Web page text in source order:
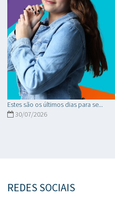
Estes são os últimos dias para se...
30/07/2026
REDES SOCIAIS